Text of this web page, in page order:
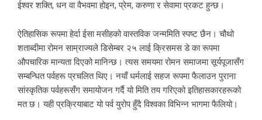
ईश्वर शक्ति, धन वा वैभवमा होइन, प्रेम, करुणा र सेवामा प्रकट हुन्छ।
ऐतिहासिक रूपमा हेर्दा ईसा मसीहको वास्तविक जन्ममिति स्पष्ट छैन। चौथो
शताब्दीमा रोमन साम्राज्यले डिसेम्बर २५ लाई क्रिसमस डे का रूपमा
औपचारिक मान्यता दिएको मानिन्छ। त्यस समयमा रोमन समाजमा सूर्यपूजासँग
सम्बन्धित पर्वहरू प्रचलित थिए। नयाँ धर्मलाई सहज रूपमा फैलाउन पुराना
सांस्कृतिक पर्वहरूसँग समायोजन गर्दै यो मिति तय गरिएको इतिहासकारहरूको
मत छ। यही प्रक्रियाबाट यो पर्व युरोप हुँदै विश्वका विभिन्न भागमा फैलियो।